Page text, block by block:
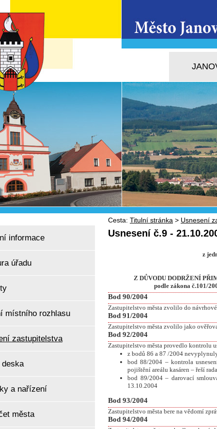
Cesta: Titulní stránka > Usnesení
informace
úřadu
místního rozhlasu
zastupitelstva
deska
a nařízení
města
Usnesení č.9 -
z
Z DŮVODU DODRŽENÍ
podle zákona č.101/
Bod 90/2004
Zastupitelstvo města zvolilo do
Bod 91/2004
Zastupitelstvo města zvolilo jako
Bod 92/2004
Zastupitelstvo města provedlo kontrolu
z bodů 86 a 87 /2004
bod 88/2004 – kontrola
pojištění areálu kasáren – řeší
bod 89/2004 – darovací
13.10.2004
Bod 93/2004
Zastupitelstvo města bere na vědomí
Bod 94/2004